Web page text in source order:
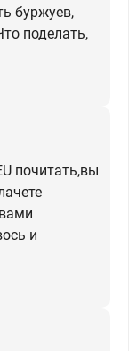
буржуев,
поделать,
почитать,вы
и